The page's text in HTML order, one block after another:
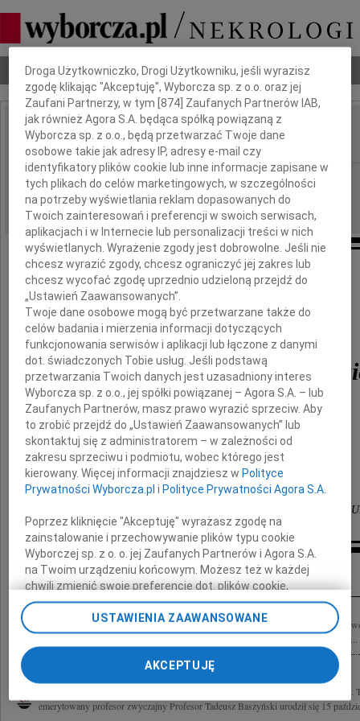
Nekrologi Odeszli Poradnik pogrzebowy
IMIĘ I NAZWISKO: Tadeusz Baszyński
REGION: Lublin
DATA EMISJI: 20.10.2009
Pani Wiesławie Baszyńskiej
Dzieciom i Wnukom
prof. Tadeusza
wyrazy głębokiego współczucia
z powodu śmierci Męża, Ojca i Dziadka
składają
byli i obecni pracownicy Zakładu Fizjologii Roślin
Inne kondolencje
Pani Wiesławie Baszyńskiej i Rodzinie wyrazy żalu i głębokiego współczucia z
Z głębokim żalem zawiadamiamy, że 15 października 2009 roku zmarł prof. dr hab.
emerytowany profesor zwyczajny Profesor Tadeusz Baszyński urodził się 15
Dbamy o Twoją prywatność
Droga Użytkowniczko, Drogi Użytkowniku, jeśli wyrazisz
zgodę klikając "Akceptuję", Wyborcza sp. z o.o. oraz jej
Zaufani Partnerzy, w tym [874 ] Zaufanych Partnerów IAB,
jak również Agora S.A. będąca spółką powiązaną z
Wyborcza sp. z o.o., będą przetwarzać Twoje dane
osobowe takie jak adresy IP, adresy e-mail czy
identyfikatory plików cookie lub inne informacje zapisane w
tych plikach do celów marketingowych, w szczególności
na potrzeby wyświetlania reklam dopasowanych do
Twoich zainteresowań i preferencji w swoich serwisach,
aplikacjach i w Internecie lub personalizacji treści w nich
wyświetlanych. Wyrażenie zgody jest dobrowolne. Jeśli nie
chcesz wyrazić zgody, chcesz ograniczyć jej zakres lub
chcesz wycofać zgodę uprzednio udzieloną przejdź do
„Ustawień Zaawansowanych”.
Twoje dane osobowe mogą być przetwarzane także do
celów badania i mierzenia informacji dotyczących
funkcjonowania serwisów i aplikacji lub łączone z danymi
dot. świadczonych Tobie usług. Jeśli podstawą
przetwarzania Twoich danych jest uzasadniony interes
Wyborcza sp. z o.o., jej spółki powiązanej – Agora S.A. – lub
Zaufanych Partnerów, masz prawo wyrazić sprzeciw. Aby
to zrobić przejdź do „Ustawień Zaawansowanych” lub
skontaktuj się z administratorem – w zależności od
zakresu sprzeciwu i podmiotu, wobec którego jest
kierowany. Więcej informacji znajdziesz w Polityce
Prywatności Wyborcza.pl i Polityce Prywatności Agora S.A.
Poprzez kliknięcie "Akceptuję" wyrażasz zgodę na
zainstalowanie i przechowywanie plików typu cookie
Wyborczej sp. z o. o. jej Zaufanych Partnerów i Agora S.A.
na Twoim urządzeniu końcowym. Możesz też w każdej
chwili zmienić swoje preferencje dot. plików cookie,
ponownie wywołując narzędzie do zarządzania Twoimi
preferencjami dot. przetwarzania danych poprzez
odnośnik „Ustawienia prywatności” w stopce serwisu i
przechodząc do sekcji „Ustawienia zaawansowane”.
Zmiana ustawień plików cookie możliwa jest także za
pomocą ustawień przeglądarki.
My, nasi Zaufani Partnerzy i Agora S.A. możemy
USTAWIENIA ZAAWANSOWANE
AKCEPTUJĘ